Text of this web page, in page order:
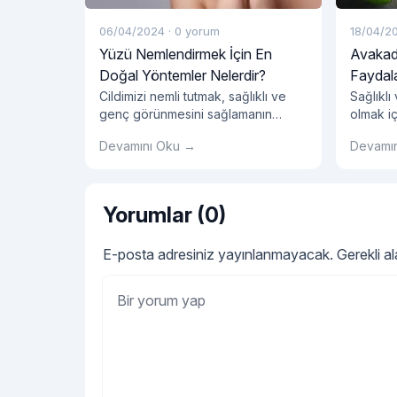
06/04/2024 · 0 yorum
Yüzü Nemlendirmek İçin En
Doğal Yöntemler Nelerdir?
Cildimizi nemli tutmak, sağlıklı ve
genç görünmesini sağlamanın
bakımı rutinimizin önemli bir parçası
içeriklerle dolu olabilir ve cildimize
zarar verebilir. Neyse ki, yüzümüzü
yöntemler de mevcuttur. Peki, yüzü
İçmek: Okumaya devam et
Devamını Oku →
18/04/
olmak
yağı ve
Yorumlar (0)
E-posta adresiniz yayınlanmayacak. Gerekli